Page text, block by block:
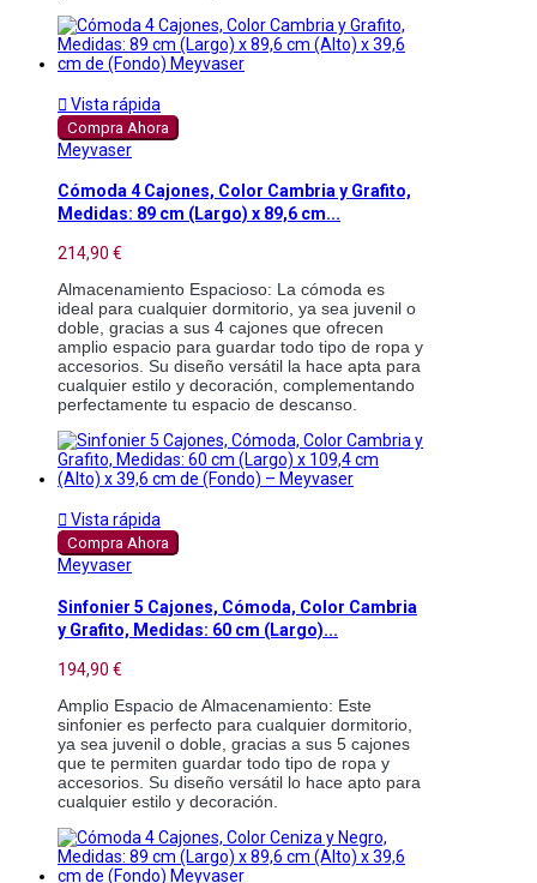
 Vista rápida
Compra Ahora
Meyvaser
Cómoda 4 Cajones, Color Cambria y Grafito,
Medidas: 89 cm (Largo) x 89,6 cm...
214,90 €
Almacenamiento Espacioso: La cómoda es
ideal para cualquier dormitorio, ya sea juvenil o
doble, gracias a sus 4 cajones que ofrecen
amplio espacio para guardar todo tipo de ropa y
accesorios. Su diseño versátil la hace apta para
cualquier estilo y decoración, complementando
perfectamente tu espacio de descanso.
 Vista rápida
Compra Ahora
Meyvaser
Sinfonier 5 Cajones, Cómoda, Color Cambria
y Grafito, Medidas: 60 cm (Largo)...
194,90 €
Amplio Espacio de Almacenamiento: Este
sinfonier es perfecto para cualquier dormitorio,
ya sea juvenil o doble, gracias a sus 5 cajones
que te permiten guardar todo tipo de ropa y
accesorios. Su diseño versátil lo hace apto para
cualquier estilo y decoración.